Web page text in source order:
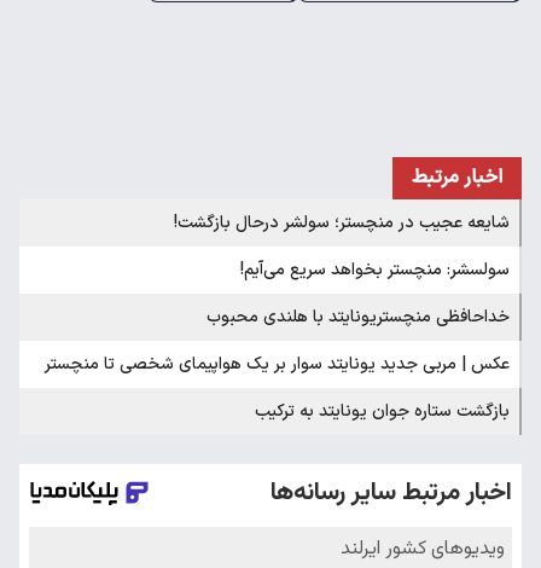
اخبار مرتبط
شایعه عجیب در منچستر؛ سولشر درحال بازگشت!
سولسشر: منچستر بخواهد سریع می‌آیم!
خداحافظی منچستریونایتد با هلندی محبوب
عکس | مربی جدید یونایتد سوار بر یک هواپیمای شخصی تا منچستر
بازگشت ستاره جوان یونایتد به ترکیب